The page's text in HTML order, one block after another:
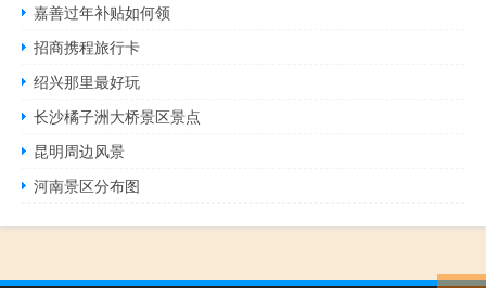
嘉善过年补贴如何领
招商携程旅行卡
绍兴那里最好玩
长沙橘子洲大桥景区景点
昆明周边风景
河南景区分布图